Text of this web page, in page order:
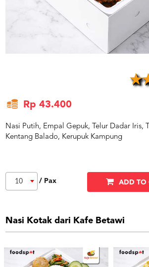
CENTER
Rp 43.400
Nasi Putih, Empal Gepuk, Telur Dadar Iris,
Kentang Balado, Kerupuk Kampung
10 / Pax ADD TO
Nasi Kotak dari Kafe Betawi